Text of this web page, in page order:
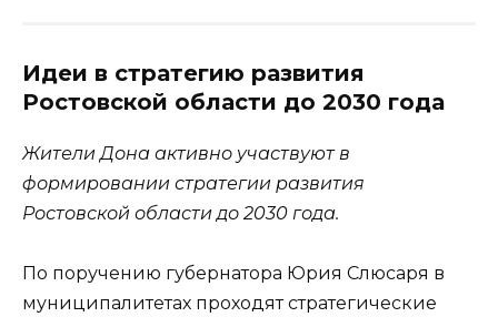
Идеи в стратегию развития
Ростовской области до 2030 года
Жители Дона активно участвуют в
формировании стратегии развития
Ростовской области до 2030 года.
По поручению губернатора Юрия Слюсаря в
муниципалитетах проходят стратегические